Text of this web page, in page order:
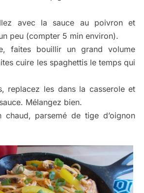
avec la sauce au poivron et
peu (compter 5 min environ).
faites bouillir un grand volume
cuire les spaghettis le temps qui
replacez les dans la casserole et
Mélangez bien.
chaud, parsemé de tige d’oignon